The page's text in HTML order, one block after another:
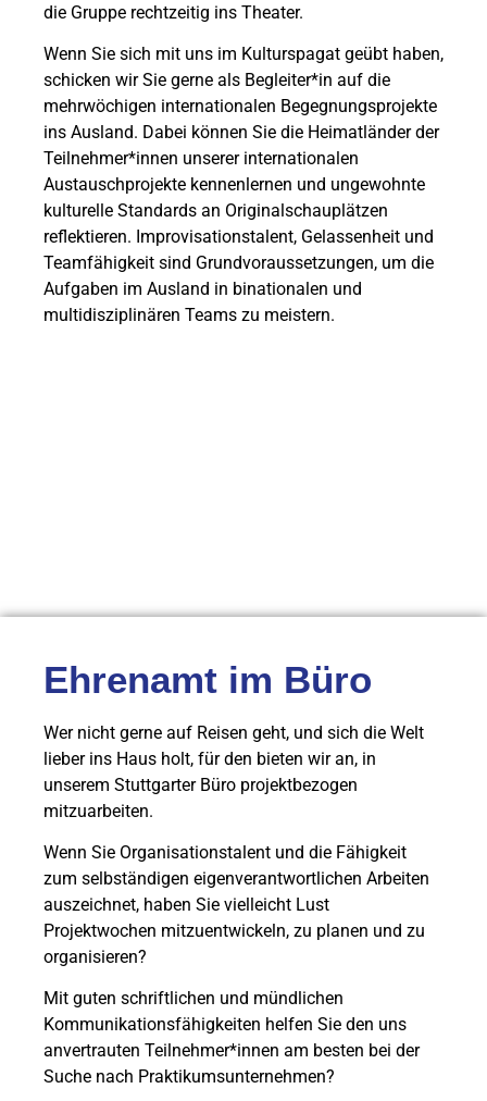
die Gruppe rechtzeitig ins Theater.
Wenn Sie sich mit uns im Kulturspagat geübt haben,
schicken wir Sie gerne als Begleiter*in auf die
mehrwöchigen internationalen Begegnungsprojekte
ins Ausland. Dabei können Sie die Heimatländer der
Teilnehmer*innen unserer internationalen
Austauschprojekte kennenlernen und ungewohnte
kulturelle Standards an Originalschauplätzen
reflektieren. Improvisationstalent, Gelassenheit und
Teamfähigkeit sind Grundvoraussetzungen, um die
Aufgaben im Ausland in binationalen und
multidisziplinären Teams zu meistern.
Ehrenamt im Büro
Wer nicht gerne auf Reisen geht, und sich die Welt
lieber ins Haus holt, für den bieten wir an, in
unserem Stuttgarter Büro projektbezogen
mitzuarbeiten.
Wenn Sie Organisationstalent und die Fähigkeit
zum selbständigen eigenverantwortlichen Arbeiten
auszeichnet, haben Sie vielleicht Lust
Projektwochen mitzuentwickeln, zu planen und zu
organisieren?
Mit guten schriftlichen und mündlichen
Kommunikationsfähigkeiten helfen Sie den uns
anvertrauten Teilnehmer*innen am besten bei der
Suche nach Praktikumsunternehmen?